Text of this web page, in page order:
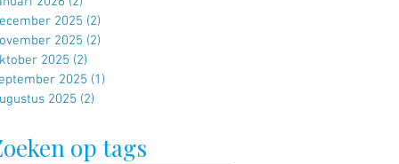
2025 (2)
2025 (2)
2025 (2)
2025 (1)
2025 (2)
op tags